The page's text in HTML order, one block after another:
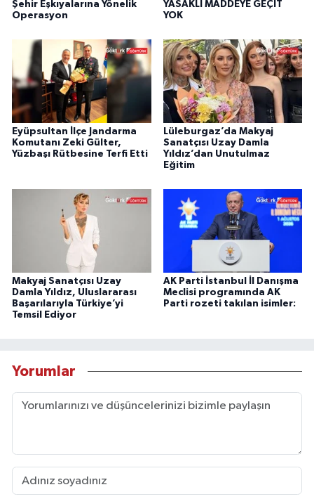
Şehir Eşkıyalarına Yönelik
Operasyon
YASAKLI MADDEYE GEÇİT
YOK
Eyüpsultan İlçe Jandarma
Komutanı Zeki Gülter,
Yüzbaşı Rütbesine Terfi Etti
Lüleburgaz’da Makyaj
Sanatçısı Uzay Damla
Yıldız’dan Unutulmaz
Eğitim
Makyaj Sanatçısı Uzay
Damla Yıldız, Uluslararası
Başarılarıyla Türkiye’yi
Temsil Ediyor
AK Parti İstanbul İl Danışma
Meclisi programında AK
Parti rozeti takılan isimler:
Yorumlar